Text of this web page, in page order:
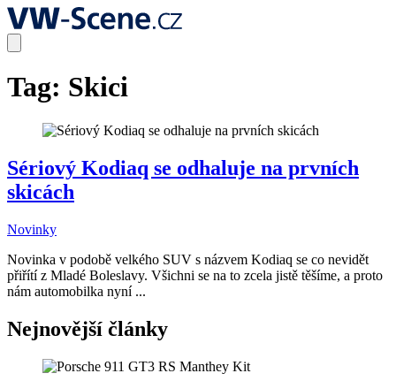
Tag: Skici
Sériový Kodiaq se odhaluje na prvních
skicách
Novinky
Novinka v podobě velkého SUV s názvem Kodiaq se co nevidět
přiřítí z Mladé Boleslavy. Všichni se na to zcela jistě těšíme, a proto
nám automobilka nyní ...
Nejnovější články